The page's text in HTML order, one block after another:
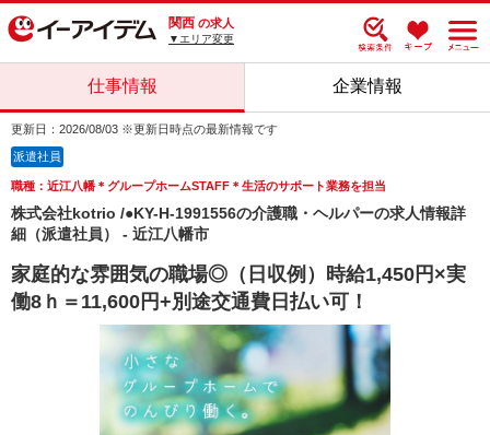
関西 の求人
▼エリア変更
仕事情報 企業情報
更新日：2026/08/03 ※更新日時点の最新情報です
派遣社員
職種：近江八幡＊グループホームSTAFF＊生活のサポート業務を担当
株式会社kotrio /●KY-H-1991556の介護職・ヘルパーの求人情報詳
細（派遣社員） - 近江八幡市
家庭的な雰囲気の職場◎（日収例）時給1,450円×実
働8ｈ＝11,600円+別途交通費日払い可！